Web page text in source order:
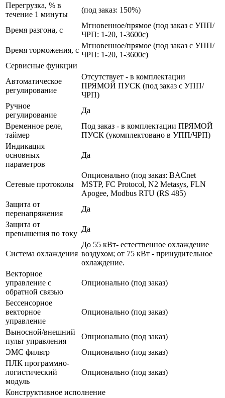
Перегрузка, % в
течение 1 минуты
(под заказ: 150%)
Время разгона, с
Мгновенное/прямое (под заказ с УПП/
ЧРП: 1-20, 1-3600с)
Время торможения, с
Мгновенное/прямое (под заказ с УПП/
ЧРП: 1-20, 1-3600с)
Сервисные функции
Автоматическое
регулирование
Отсутствует - в комплектации
ПРЯМОЙ ПУСК (под заказ с УПП/
ЧРП)
Ручное
регулирование
Да
Временное реле,
таймер
Под заказ - в комплектации ПРЯМОЙ
ПУСК (укомплектовано в УПП/ЧРП)
Индикация
основных
параметров
Да
Сетевые протоколы
Опционально (под заказ: BACnet
MSTP, FC Protocol, N2 Metasys, FLN
Apogee, Modbus RTU (RS 485)
Защита от
перенапряжения
Да
Защита от
превышения по току
Да
Система охлаждения
До 55 кВт- естественное охлаждение
воздухом; от 75 кВт - принудительное
охлаждение.
Векторное
управление с
обратной связью
Опционально (под заказ)
Бессенсорное
векторное
управление
Опционально (под заказ)
Выносной/внешний
пульт управления
Опционально (под заказ)
ЭМС фильтр
Опционально (под заказ)
ПЛК программно-
логистический
модуль
Опционально (под заказ)
Конструктивное исполнение